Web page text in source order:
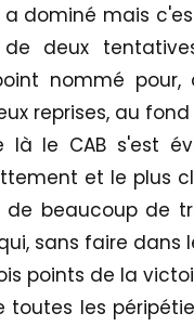
a dominé mais
deux
nommé
reprises, au
là le CAB s'est
et le plus
beaucoup de
sans faire dans
points de la
toutes les